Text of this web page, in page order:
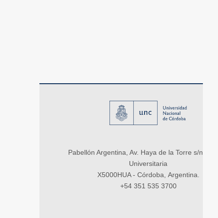
Pabellón Argentina, Av. Haya de la Torre s/n,
Universitaria
X5000HUA - Córdoba, Argentina.
+54 351 535 3700